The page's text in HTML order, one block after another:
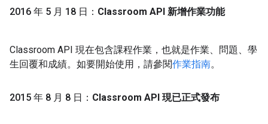
2016 年 5 月 18 日： Classroom API 新增作業功能
Classroom API 現在包含課程作業，也就是作業、問題、學
生回覆和成績。如要開始使用，請參閱作業指南。
2015 年 8 月 8 日： Classroom API 現已正式發布